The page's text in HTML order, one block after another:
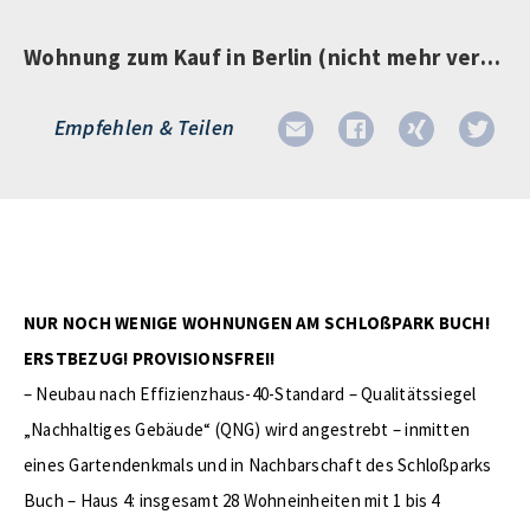
Wohnung zum Kauf in Berlin (nicht mehr verfügbar)
Empfehlen & Teilen
NUR NOCH WENIGE WOHNUNGEN AM SCHLOßPARK BUCH!
ERSTBEZUG! PROVISIONSFREI!
– Neubau nach Effizienzhaus-40-Standard – Qualitätssiegel
„Nachhaltiges Gebäude“ (QNG) wird angestrebt – inmitten
eines Gartendenkmals und in Nachbarschaft des Schloßparks
Buch – Haus 4: insgesamt 28 Wohneinheiten mit 1 bis 4